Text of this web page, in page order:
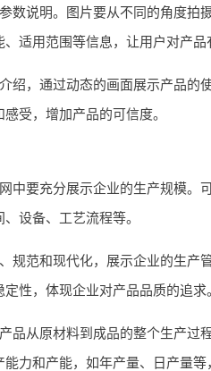
数说明。图片要从不同的角度拍
适用范围等信息，让用户对产品
绍，通过动态的画面展示产品的
受，增加产品的可信度。
中要充分展示企业的生产规模。
设备、工艺流程等。
规范和现代化，展示企业的生产
性，体现企业对产品品质的追求
品从原材料到成品的整个生产过
力和产能，如年产量、日产量